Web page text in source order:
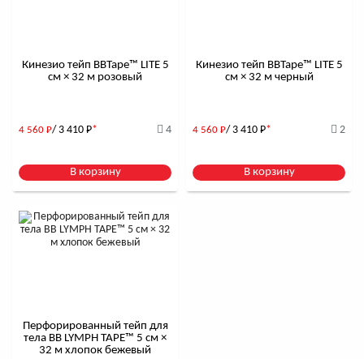
Кинезио тейп BBTape™ LITE 5
см × 32 м розовый
4 560 Р/ 3 410 Р* 4
В корзину
Кинезио тейп BBTape™ LITE 5
см × 32 м черный
4 560 Р/ 3 410 Р* 2
В корзину
Перфорированный тейп для
тела BB LYMPH TAPE™ 5 см ×
32 м хлопок бежевый